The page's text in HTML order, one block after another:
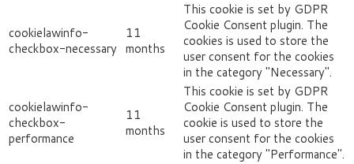
cookielawinfo-
checkbox-necessary
11
months
This cookie is set by GDPR
Cookie Consent plugin. The
cookies is used to store the
user consent for the cookies
in the category "Necessary".
cookielawinfo-
checkbox-
performance
11
months
This cookie is set by GDPR
Cookie Consent plugin. The
cookie is used to store the
user consent for the cookies
in the category "Performance".